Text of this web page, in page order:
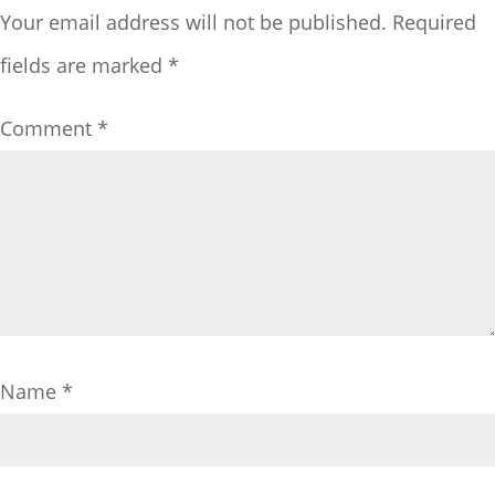
Your email address will not be published. Required
fields are marked *
Comment *
Name *